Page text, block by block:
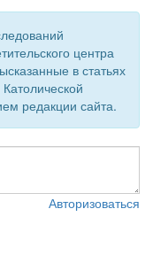
центра
в статьях
редакции сайта.
Авторизоваться